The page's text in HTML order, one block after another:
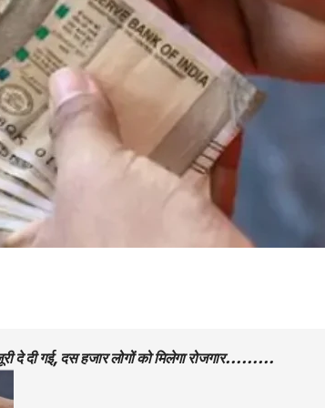
दे दी गई, दस हजार लोगों को मिलेगा रोजगार………